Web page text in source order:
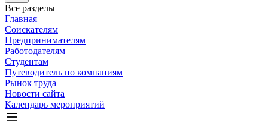
Все разделы
Главная
Соискателям
Предпринимателям
Работодателям
Студентам
Путеводитель по компаниям
Рынок труда
Новости сайта
Календарь мероприятий